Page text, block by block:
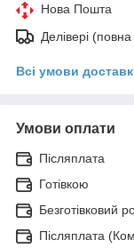
Нова Пошта
Делівері
Всі умови
Умови оплати
Післяплата
Готівкою
Безготівковий
Післяплата